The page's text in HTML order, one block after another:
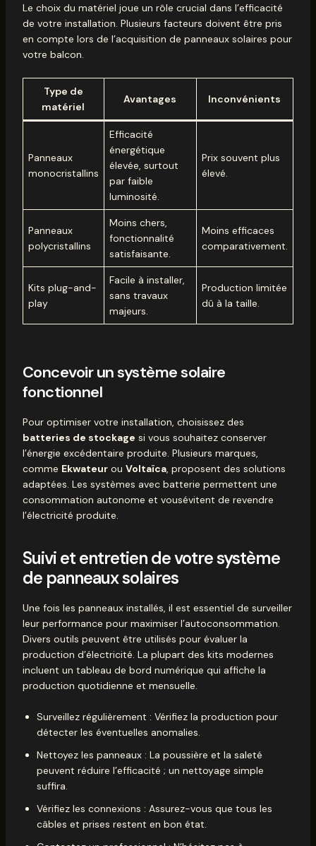
Le choix du matériel joue un rôle crucial dans l’efficacité
de votre installation. Plusieurs facteurs doivent être pris
en compte lors de l’acquisition de panneaux solaires pour
votre balcon.
Type de
matériel
Avantages Inconvénients
Panneaux
monocristallins
Efficacité
énergétique
élevée, surtout
par faible
luminosité.
Prix souvent plus
élevé.
Panneaux
polycristallins
Moins chers,
fonctionnalité
satisfaisante.
Moins efficaces
comparativement.
Kits plug-and-
play
Facile à installer,
sans travaux
majeurs.
Production limitée
dû à la taille.
Concevoir un système solaire
fonctionnel
Pour optimiser votre installation, choisissez des
batteries de stockage si vous souhaitez conserver
l’énergie excédentaire produite. Plusieurs marques,
comme Ekwateurou Voltaïca, proposent des solutions
adaptées. Les systèmes avec batterie permettent une
consommation autonome et vousévitent de revendre
l’électricité produite.
Suivi et entretien de votre système
de panneaux solaires
Une fois les panneaux installés, il est essentiel de surveiller
leur performance pour maximiser l’autoconsommation.
Divers outils peuvent être utilisés pour évaluer la
production d’électricité. La plupart des kits modernes
incluent un tableau de bord numérique qui affiche la
production quotidienne et mensuelle.
Surveillez régulièrement : Vérifiez la production pour
détecter les éventuelles anomalies.
Nettoyez les panneaux : La poussière et la saleté
peuvent réduire l’efficacité ; un nettoyage simple
suffira.
Vérifiez les connexions : Assurez-vous que tous les
câbles et prises restent en bon état.